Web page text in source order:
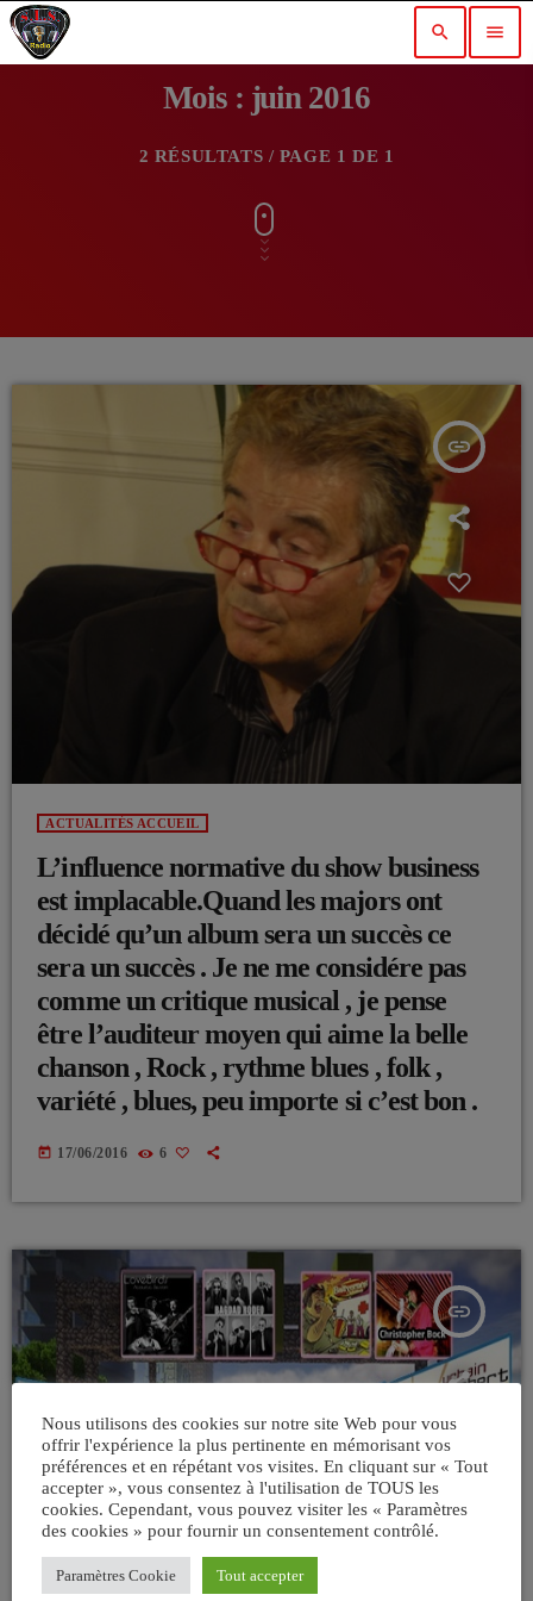
search menu
Mois : juin 2016
2 RÉSULTATS / PAGE 1 DE 1
insert_link
ACTUALITÉS ACCUEIL
L’influence normative du show business
est implacable.Quand les majors ont
décidé qu’un album sera un succès ce
sera un succès . Je ne me considére pas
comme un critique musical , je pense
être l’auditeur moyen qui aime la belle
chanson , Rock , rythme blues , folk ,
variété , blues, peu importe si c’est bon .
today 17/06/2016 6
insert_link
Nous utilisons des cookies sur notre site Web pour vous
offrir l'expérience la plus pertinente en mémorisant vos
préférences et en répétant vos visites. En cliquant sur « Tout
accepter », vous consentez à l'utilisation de TOUS les
cookies. Cependant, vous pouvez visiter les « Paramètres
des cookies » pour fournir un consentement contrôlé.
Paramètres Cookie Tout accepter